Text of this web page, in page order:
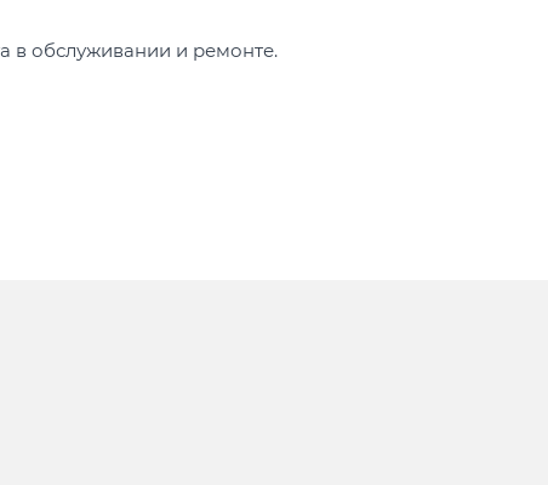
в обслуживании и ремонте.